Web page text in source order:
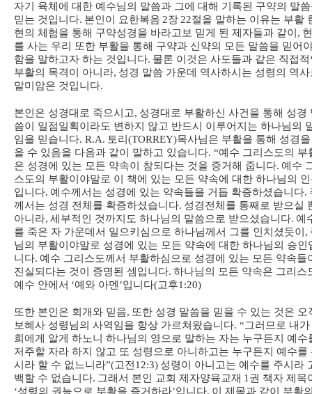
자기 육체에 대한 예수님의 말씀과 그에 대해 기록된 구약의 말
믿는 것입니다. 본인이 요한복음 2장 22절을 말하는 이유는 부활
현의 체험을 통해 구약성경을 바라고보 믿게 된 제자들과 같이 ,
를 사는 우리 또한 부활을 통해 구약과 신약의 모든 말씀을 믿어
함을 말하고자 하는 것입니다. 물론 이것은 사도들과 같은 직접적
부활의 목격이 아니라, 성경 말씀 가운데 역사하시는 성령의 역사
말미암은 것입니다.
본인은 성경대로 죽으시고, 성경대로 부활하신 사건을 통해 성경
씀이 일점일획이라도 변하지 않고 반드시 이루어지는 하나님의
임을 믿습니다. R.A. 토리 (TORREY)목사님은 부활을 통해 성경
을 수 있음을 다음과 같이 말하고 있습니다. “예수 그리스도의 부
은 성경에 있는 모든 약속이 참되다는 것을 증거해 줍니다. 예수
스도의 부활이야말로 이 책에 있는 모든 약속에 대한 하나님의
입니다. 예수께서는 성경에 있는 약속들을 거듭 확증하셨습니다.
께서는 성경 전체를 확증하셨습니다. 성경전체를 통째로 받으실
아니라, 세부적인 것까지도 하나님의 말씀으로 받으셨습니다. 예
를 죽은 자 가운데서 일으키심으로 하나님께서 그를 인치셨듯이 ,
님의 부활이야말로 성경에 있는 모든 약속에 대한 하나님의 승인
니다. 예수 그리스도께서 부활하심으로 성경에 있는 모든 약속들
진실되다는 것이 증명된 셈입니다. 하나님의 모든 약속은 그리스
예수 안에서 ‘예와 아멘 ’입니다(고후1:20)
또한 본인은 회개와 믿음, 또한 성경 말씀을 믿을 수 있는 것은 오
보혜사 성령님의 사역임을 항상 가르쳐왔습니다. “그러므로 내가
희에게 알게 하노니 하나님의 영으로 말하는 자는 누구든지 예수
저주할 자라 하지 않고 또 성령으로 아니하고는 누구든지 예수를
시라 할 수 없느니라”(고전 12:3) 성령이 아니고는 예수를 주시라
백할 수 없습니다. 그래서 본인 교회 제자양육교재 1 권 책자 제목
‘성령의 권능으로 부활을 증거하라’입니다. 이 제목과 같이 부활